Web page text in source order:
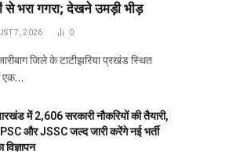
से भरा गगरा; देखने उमड़ी भीड़
7, 2026 0
जिले के टाटीझरिया प्रखंड स्थित
एक…
में 2,606 सरकारी नौकरियों की तैयारी,
और JSSC जल्द जारी करेंगे नई भर्ती
विज्ञापन